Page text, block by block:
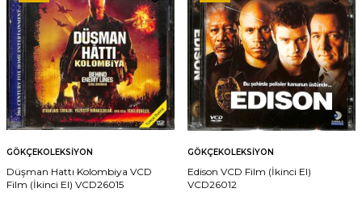
GÖKÇEKOLEKSIYON
Düşman Hattı Kolombiya VCD
Film (İkinci El) VCD26015
GÖKÇEKOLEKSIYON
Edison VCD Film (İkinci El)
VCD26012